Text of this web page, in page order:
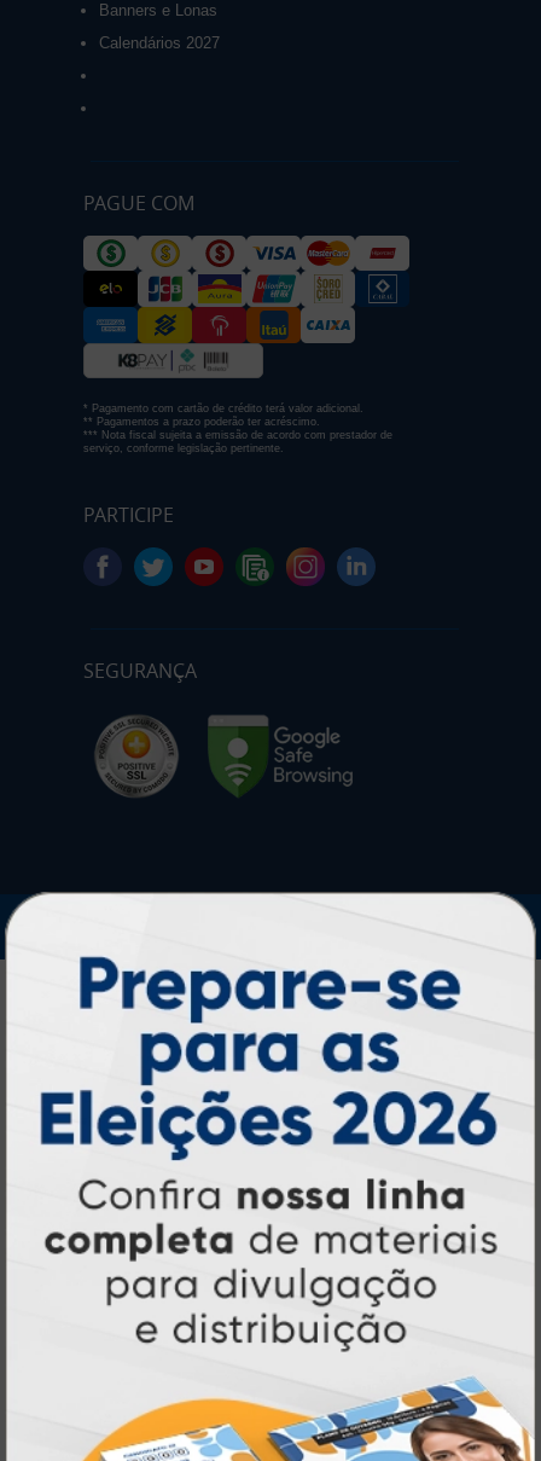
Banners e Lonas
Calendários 2027
PAGUE COM
* Pagamento com cartão de crédito terá valor adicional.
** Pagamentos a prazo poderão ter acréscimo.
*** Nota fiscal sujeita a emissão de acordo com prestador de
serviço, conforme legislação pertinente.
PARTICIPE
SEGURANÇA
Atual Card: A Gráfica Pioneira em
Personalização Online
Atual Card é referência em impressão
gráfica online no Brasil, oferecendo uma
ampla variedade de produtos e soluções para
revendedores gráficos. Com
quase três
décadas de experiência
segmento deimpressão sob demanda
investindo continuamente em
tecnologia,
inovação e personalizaçãopara entregar
qualidade, agilidade e a melhor
experiência
aos nossos clientes.
Pioneirismo e Inovação em
Impressão personalizada
Muito antes de termos comográfica online,